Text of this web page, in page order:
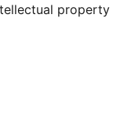
property